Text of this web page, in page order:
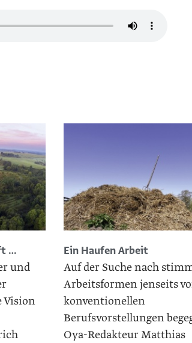
…
und
Vision
Ein Haufen Arbeit
Auf der Suche nach
Arbeitsformen jenseits
konventionellen
Berufsvorstellungen
Oya-Redakteur Matthias